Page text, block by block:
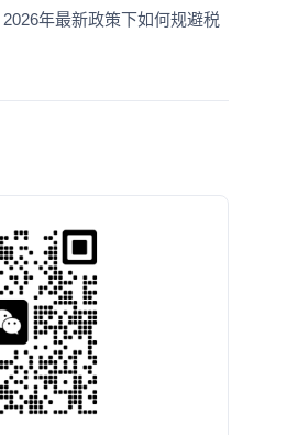
年最新政策下如何规避税